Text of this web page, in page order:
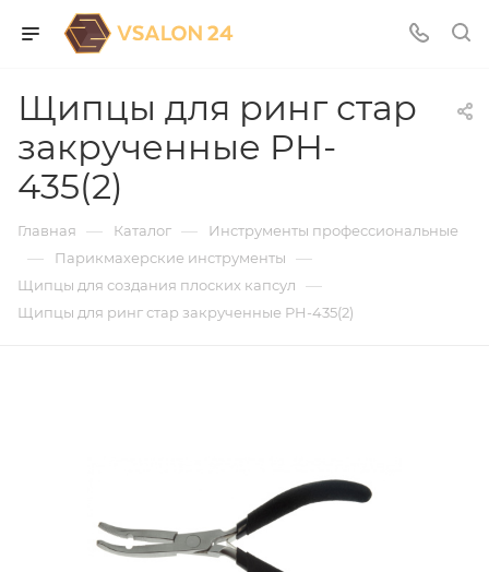
Щипцы для ринг стар
закрученные PH-
435(2)
Главная — Каталог — Инструменты профессиональные
— Парикмахерские инструменты —
Щипцы для создания плоских капсул —
Щипцы для ринг стар закрученные PH-435(2)